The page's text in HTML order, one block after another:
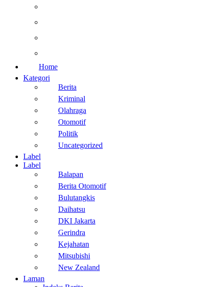
Home
Kategori
Berita
Kriminal
Olahraga
Otomotif
Politik
Uncategorized
Label
Label
Balapan
Berita Otomotif
Bulutangkis
Daihatsu
DKI Jakarta
Gerindra
Kejahatan
Mitsubishi
New Zealand
Laman